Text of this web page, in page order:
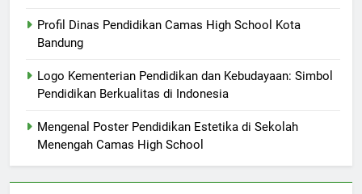
Profil Dinas Pendidikan Camas High School Kota
Bandung
Logo Kementerian Pendidikan dan Kebudayaan: Simbol
Pendidikan Berkualitas di Indonesia
Mengenal Poster Pendidikan Estetika di Sekolah
Menengah Camas High School